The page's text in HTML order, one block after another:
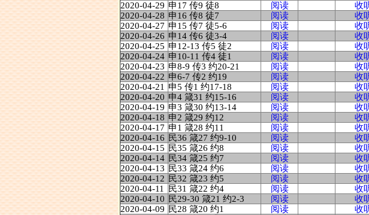
2020-04-29 申17 传9 徒8 阅读 收
2020-04-28 申16 传8 徒7 阅读 收
2020-04-27 申15 传7 徒5-6 阅读 收
2020-04-26 申14 传6 徒3-4 阅读 收
2020-04-25 申12-13 传5 徒2 阅读 收
2020-04-24 申10-11 传4 徒1 阅读 收
2020-04-23 申8-9 传3 约20-21 阅读 收
2020-04-22 申6-7 传2 约19 阅读 收
2020-04-21
申5 传1 约17-18 阅读 收
2020-04-20 申4 箴31 约15-16 阅读 收
2020-04-19 申3 箴30 约13-14 阅读 收
2020-04-18 申2 箴29 约12 阅读 收
2020-04-17 申1 箴28 约11 阅读 收
2020-04-16 民36 箴27 约9-10 阅读 收
2020-04-15 民35 箴26 约8 阅读 收
2020-04-14 民34 箴25 约7 阅读 收
2020-04-13 民33 箴24 约6 阅读 收
2020-04-12 民32 箴23 约5 阅读 收
2020-04-11
民31 箴22 约4 阅读 收
2020-04-10 民29-30 箴21 约2-3 阅读 收
2020-04-09 民28 箴20 约1 阅读 收